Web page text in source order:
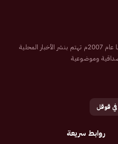
صحيفة إلكترونية سعودية تم تأسيسها عام 2007م تهتم بنشر الأخبار المحلية
وموضوعية
قوقل
روابط سريعة